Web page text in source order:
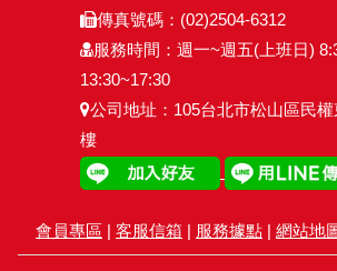
傳真號碼：(02)2504-6312
服務時間：週一~週五(上班日)
13:30~17:30
公司地址：105台北市松山區民
樓
會員專區 | 客服信箱 | 服務據點 | 網站地